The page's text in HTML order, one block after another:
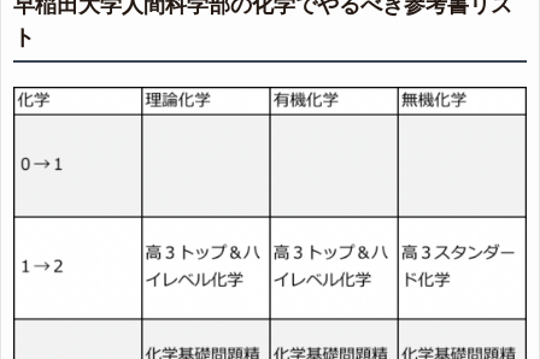
早稲田大学人間科学部の化学でやるべき参考書リス
ト